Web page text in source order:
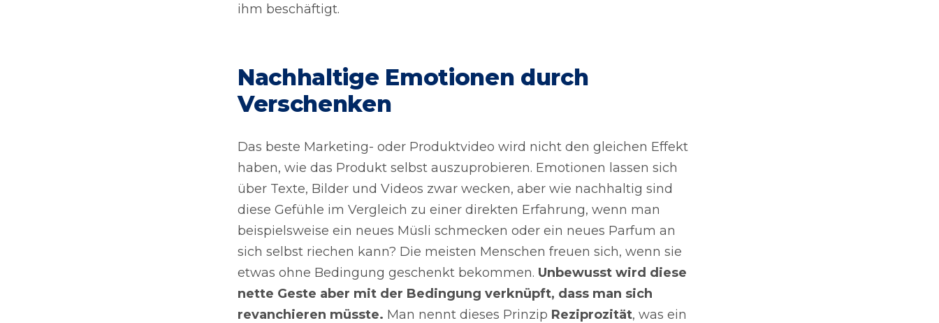
ihm beschäftigt.
Nachhaltige Emotionen durch
Verschenken
Das beste Marketing- oder Produktvideo wird nicht den gleichen Effekt
haben, wie das Produkt selbst auszuprobieren. Emotionen lassen sich
über Texte, Bilder und Videos zwar wecken, aber wie nachhaltig sind
diese Gefühle im Vergleich zu einer direkten Erfahrung, wenn man
beispielsweise ein neues Müsli schmecken oder ein neues Parfum an
sich selbst riechen kann? Die meisten Menschen freuen sich, wenn sie
etwas ohne Bedingung geschenkt bekommen. Unbewusst wird diese
nette Geste aber mit der Bedingung verknüpft, dass man sich
revanchieren müsste. Man nennt dieses Prinzip Reziprozität, was ein